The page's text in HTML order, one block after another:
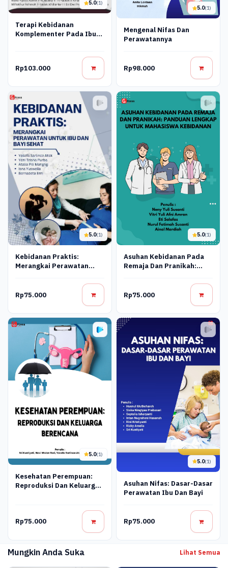
5.0(1)
Terapi Kebidanan
Komplementer Pada Ibu
Rp103.000
5.0(1)
Mengenal Nifas Dan
Perawatannya
Rp98.000
5.0(1)
Kebidanan Praktis:
Merangkai Perawatan
Rp75.000
5.0(1)
Asuhan Kebidanan Pada
Remaja Dan Pranikah:
Mahasiswa Kebidanan
Rp75.000
5.0(1)
Kesehatan Perempuan:
Reproduksi Dan Keluarga
Rp75.000
5.0(1)
Asuhan Nifas: Dasar-Dasar
Perawatan Ibu Dan Bayi
Rp75.000
Mungkin Anda Suka Lihat Semua